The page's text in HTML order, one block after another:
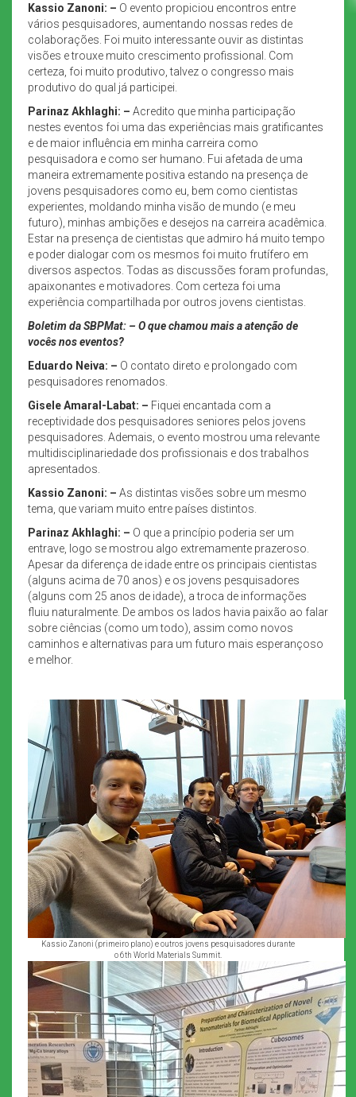
Kassio Zanoni: – O evento propiciou encontros entre
vários pesquisadores, aumentando nossas redes de
colaborações. Foi muito interessante ouvir as distintas
visões e trouxe muito crescimento profissional. Com
certeza, foi muito produtivo, talvez o congresso mais
produtivo do qual já participei.
Parinaz Akhlaghi: – Acredito que minha participação
nestes eventos foi uma das experiências mais gratificantes
e de maior influência em minha carreira como
pesquisadora e como ser humano. Fui afetada de uma
maneira extremamente positiva estando na presença de
jovens pesquisadores como eu, bem como cientistas
experientes, moldando minha visão de mundo (e meu
futuro), minhas ambições e desejos na carreira acadêmica.
Estar na presença de cientistas que admiro há muito tempo
e poder dialogar com os mesmos foi muito frutífero em
diversos aspectos. Todas as discussões foram profundas,
apaixonantes e motivadores. Com certeza foi uma
experiência compartilhada por outros jovens cientistas.
Boletim da SBPMat: – O que chamou mais a atenção de
vocês nos eventos?
Eduardo Neiva: – O contato direto e prolongado com
pesquisadores renomados.
Gisele Amaral-Labat: – Fiquei encantada com a
receptividade dos pesquisadores seniores pelos jovens
pesquisadores. Ademais, o evento mostrou uma relevante
multidisciplinariedade dos profissionais e dos trabalhos
apresentados.
Kassio Zanoni: – As distintas visões sobre um mesmo
tema, que variam muito entre países distintos.
Parinaz Akhlaghi: – O que a princípio poderia ser um
entrave, logo se mostrou algo extremamente prazeroso.
Apesar da diferença de idade entre os principais cientistas
(alguns acima de 70 anos) e os jovens pesquisadores
(alguns com 25 anos de idade), a troca de informações
fluiu naturalmente. De ambos os lados havia paixão ao falar
sobre ciências (como um todo), assim como novos
caminhos e alternativas para um futuro mais esperançoso
e melhor.
Kassio Zanoni (primeiro plano) e outros jovens pesquisadores durante
o 6th World Materials Summit.